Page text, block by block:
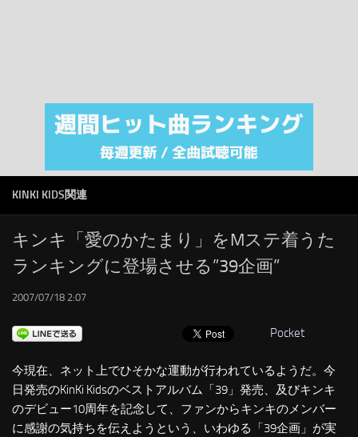
注目カテゴリ
オリジナルiTunes週間トップソング
RSS
LINKS
KINKI KIDS関連
キンキ「愛のかたまり」をMステ着うた
ランキングに登場させる”39企画”
2007/07/18 2:07
Pocket
今現在、ネット上でひそかな運動が行われているようだ。今
日発売のKinKi Kidsのベストアルバム「39」発売、及びキンキ
のデビュー10周年を記念して、ファンからキンキのメンバー
に感謝の気持ちを伝えようという、いわゆる「39企画」が実